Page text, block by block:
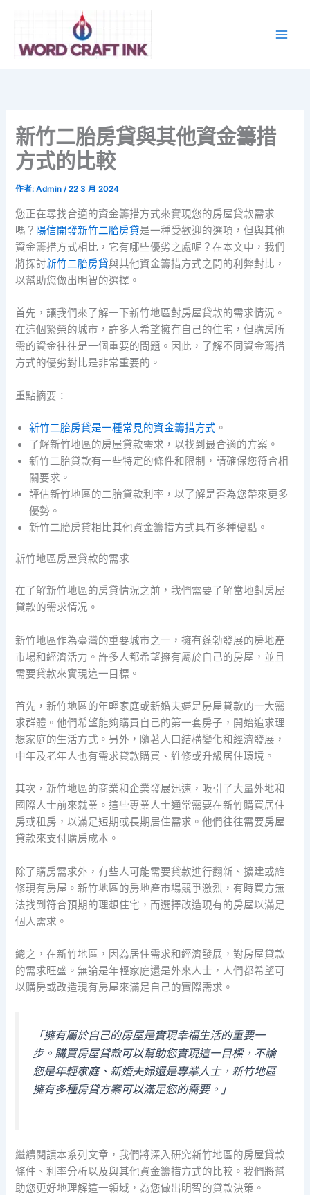
新竹二胎房貸與其他資金籌措
方式的比較
作者:Admin/22 3 月 2024
您正在尋找合適的資金籌措方式來實現您的房屋貸款需求
嗎？ 陽信開發新竹二胎房貸是一種受歡迎的選項，但與其他
資金籌措方式相比，它有哪些優劣之處呢？在本文中，我們
將探討新竹二胎房貸與其他資金籌措方式之間的利弊對比，
以幫助您做出明智的選擇。
首先，讓我們來了解一下新竹地區對房屋貸款的需求情況。
在這個繁榮的城市，許多人希望擁有自己的住宅，但購房所
需的資金往往是一個重要的問題。因此，了解不同資金籌措
方式的優劣對比是非常重要的。
重點摘要：
新竹二胎房貸是一種常見的資金籌措方式 。
了解新竹地區的房屋貸款需求，以找到最合適的方案。
新竹二胎貸款有一些特定的條件和限制，請確保您符合相
關要求。
評估新竹地區的二胎貸款利率，以了解是否為您帶來更多
優勢。
新竹二胎房貸相比其他資金籌措方式具有多種優點。
新竹地區房屋貸款的需求
在了解新竹地區的房貸情況之前，我們需要了解當地對房屋
貸款的需求情况。
新竹地區作為臺灣的重要城市之一，擁有蓬勃發展的房地產
市場和經濟活力。許多人都希望擁有屬於自己的房屋，並且
需要貸款來實現這一目標。
首先，新竹地區的年輕家庭或新婚夫婦是房屋貸款的一大需
求群體。他們希望能夠購買自己的第一套房子，開始追求理
想家庭的生活方式。另外，隨著人口結構變化和經濟發展，
中年及老年人也有需求貸款購買、維修或升級居住環境。
其次，新竹地區的商業和企業發展迅速，吸引了大量外地和
國際人士前來就業。這些專業人士通常需要在新竹購買居住
房或租房，以滿足短期或長期居住需求。他們往往需要房屋
貸款來支付購房成本。
除了購房需求外，有些人可能需要貸款進行翻新、擴建或維
修現有房屋。新竹地區的房地產市場競爭激烈，有時買方無
法找到符合預期的理想住宅，而選擇改造現有的房屋以滿足
個人需求。
總之，在新竹地區，因為居住需求和經濟發展，對房屋貸款
的需求旺盛。無論是年輕家庭還是外來人士，人們都希望可
以購房或改造現有房屋來滿足自己的實際需求。
「擁有屬於自己的房屋是實現幸福生活的重要一
步。購買房屋貸款可以幫助您實現這一目標，不論
您是年輕家庭、新婚夫婦還是專業人士，新竹地區
擁有多種房貸方案可以滿足您的需要。」
繼續閱讀本系列文章，我們將深入研究新竹地區的房屋貸款
條件、利率分析以及與其他資金籌措方式的比較。我們將幫
助您更好地理解這一領域，為您做出明智的貸款決策。